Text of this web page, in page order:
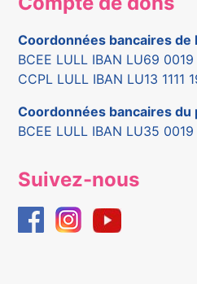
Coordonnées bancaires de
BCEE LULL IBAN LU69
CCPL LULL IBAN LU13 1111
Coordonnées bancaires du
BCEE LULL IBAN LU35
Suivez-nous